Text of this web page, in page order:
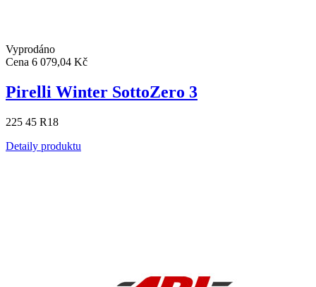
Vyprodáno
Cena 6 079,04 Kč
Pirelli Winter SottoZero 3
225 45 R18
Detaily produktu